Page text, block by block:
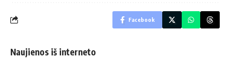
Facebook
Naujienos iš interneto